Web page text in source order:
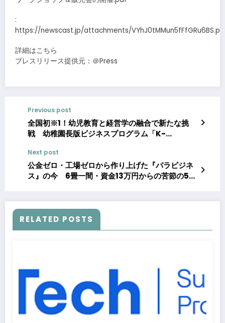
:
https://newscast.jp/attachments/
詳細はこちら
プレスリリース提供元：＠Press
Previous post
全国初※1！幼児教育と経営学の融合で新たな挑
戦 幼稚園長版ビジネスプログラム「K-
Next post
公金ゼロ・工場ゼロから作り上げた『パラビジネ
ス』の今 6畳一間・資金13万円からの苦節の5年
RELATED POSTS